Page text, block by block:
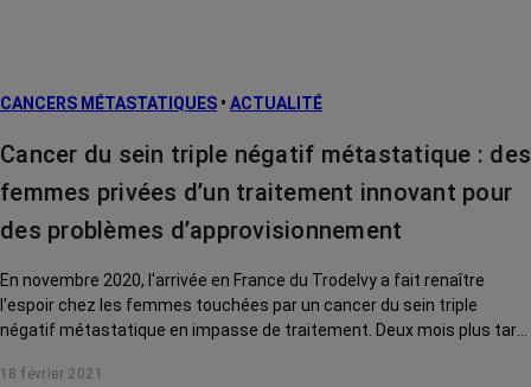
CANCERS MÉTASTATIQUES • ACTUALITÉ
Cancer du sein triple négatif métastatique : des
femmes privées d’un traitement innovant pour
des problèmes d’approvisionnement
En novembre 2020, l'arrivée en France du Trodelvy a fait renaître
l'espoir chez les femmes touchées par un cancer du sein triple
négatif métastatique en impasse de traitement. Deux mois plus tard,
18 février 2021